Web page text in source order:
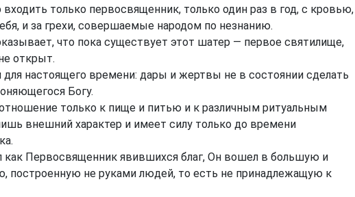
только первосвященник, только один раз в год, с кровью,
и за грехи, совершаемые народом по незнанию.
что пока существует этот шатер — первое святилище,
открыт.
настоящего времени: дары и жертвы не в состоянии сделать
Богу.
только к пище и питью и к различным ритуальным
внешний характер и имеет силу только до времени
как Первосвященник явившихся благ, Он вошел в большую и
построенную не руками людей, то есть не принадлежащую к